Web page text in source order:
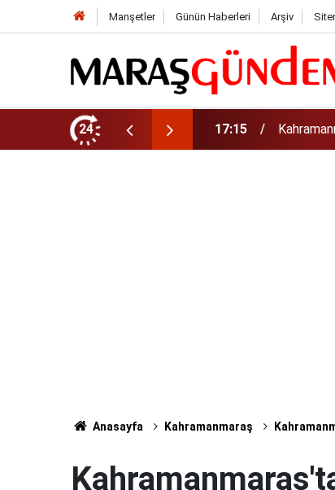
Manşetler Günün Haberleri Arşiv
24
Maraş Eğitim Merkezi” Açıyor 15:38
Anasayfa Kahramanmaraş